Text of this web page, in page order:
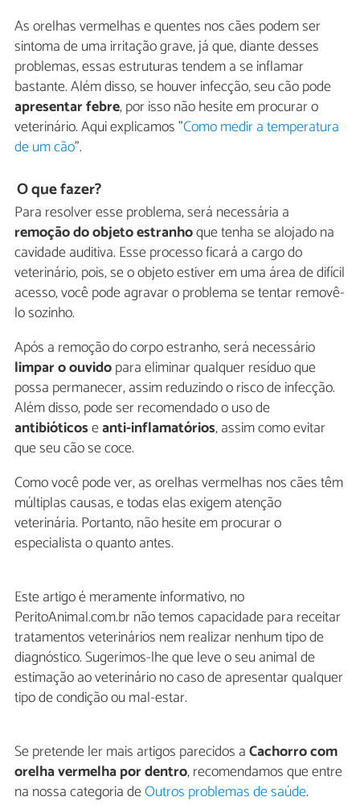
As orelhas vermelhas e quentes nos cães podem ser
sintoma de uma irritação grave, já que, diante desses
problemas, essas estruturas tendem a se inflamar
bastante. Além disso, se houver infecção, seu cão pode
apresentar febre, por isso não hesite em procurar o
veterinário. Aqui explicamos "Como medir a temperatura
de um cão".
O que fazer?
Para resolver esse problema, será necessária a
remoção do objeto estranhoque tenha se alojado na
cavidade auditiva. Esse processo ficará a cargo do
veterinário, pois, se o objeto estiver em uma área de difícil
acesso, você pode agravar o problema se tentar removê-
lo sozinho.
Após a remoção do corpo estranho, será necessário
limpar o ouvidopara eliminar qualquer resíduo que
possa permanecer, assim reduzindo o risco de infecção.
Além disso, pode ser recomendado o uso de
antibióticoseanti-inflamatórios, assim como evitar
que seu cão se coce.
Como você pode ver, as orelhas vermelhas nos cães têm
múltiplas causas, e todas elas exigem atenção
veterinária. Portanto, não hesite em procurar o
especialista o quanto antes.
Este artigo é meramente informativo, no
PeritoAnimal.com.br não temos capacidade para receitar
tratamentos veterinários nem realizar nenhum tipo de
diagnóstico. Sugerimos-lhe que leve o seu animal de
estimação ao veterinário no caso de apresentar qualquer
tipo de condição ou mal-estar.
Se pretende ler mais artigos parecidos aCachorro com
orelha vermelha por dentro, recomendamos que entre
na nossa categoria deOutros problemas de saúde.